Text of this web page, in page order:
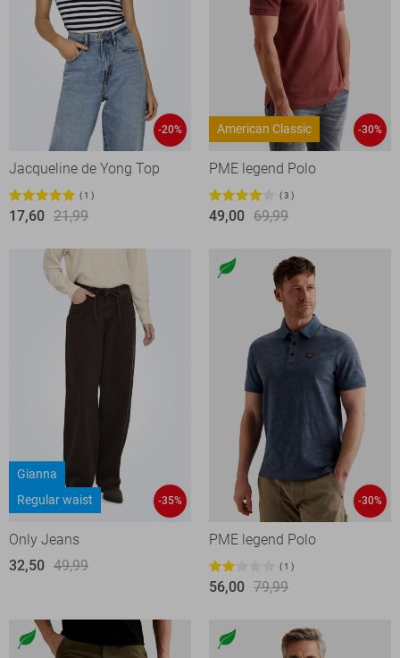
-20%
Jacqueline de Yong Top
1
17,60 21,99
American Classic -30%
PME legend Polo
3
49,00 69,99
Gianna
Regular waist
-35%
Only Jeans
32,50 49,99
-30%
PME legend Polo
1
56,00 79,99